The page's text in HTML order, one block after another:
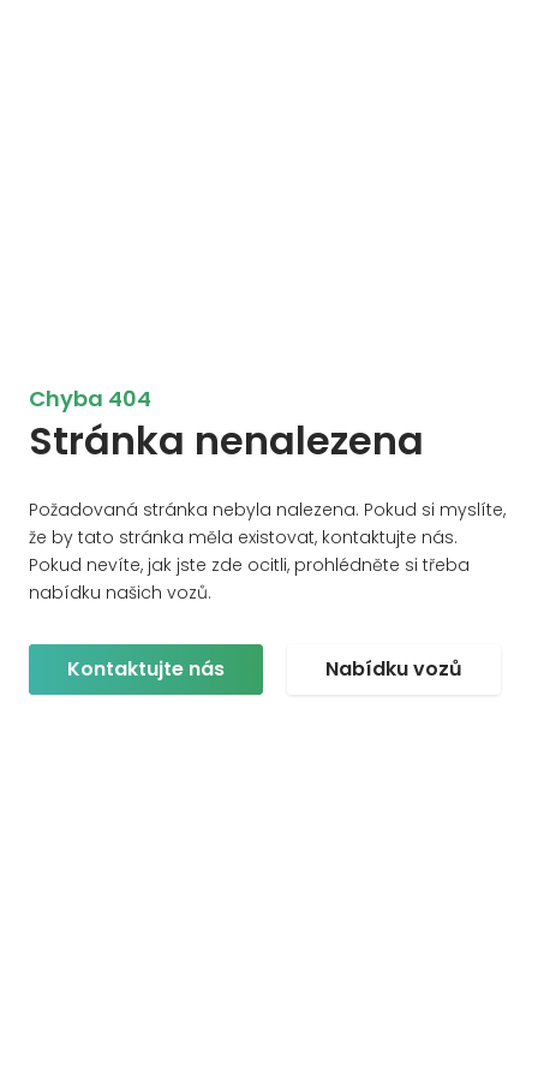
Chyba 404
Stránka nenalezena
Požadovaná stránka nebyla nalezena. Pokud si myslíte,
že by tato stránka měla existovat, kontaktujte nás.
Pokud nevíte, jak jste zde ocitli, prohlédněte si třeba
nabídku našich vozů.
Kontaktujte nás Nabídku vozů